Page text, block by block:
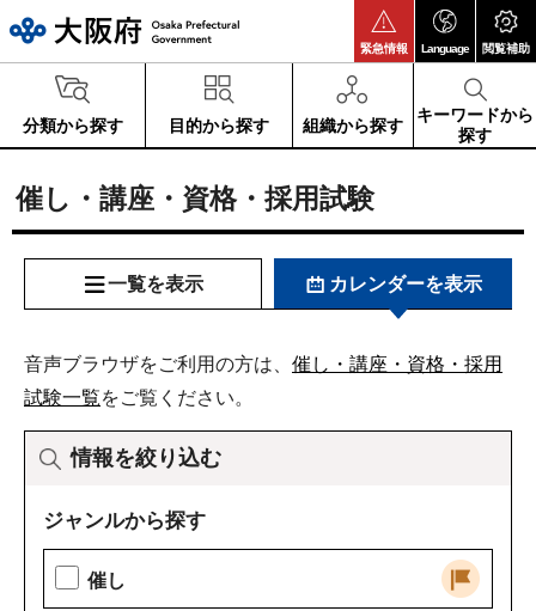
緊急情報 Language 閲覧補助
分類から探す 目的から探す 組織から探す
キーワードから
探す
催し・講座・資格・採用試験
一覧を表示 カレンダーを表示
音声ブラウザをご利用の方は、 催し・講座・資格・採用
試験一覧をご覧ください。
情報を絞り込む
ジャンルから探す
催し